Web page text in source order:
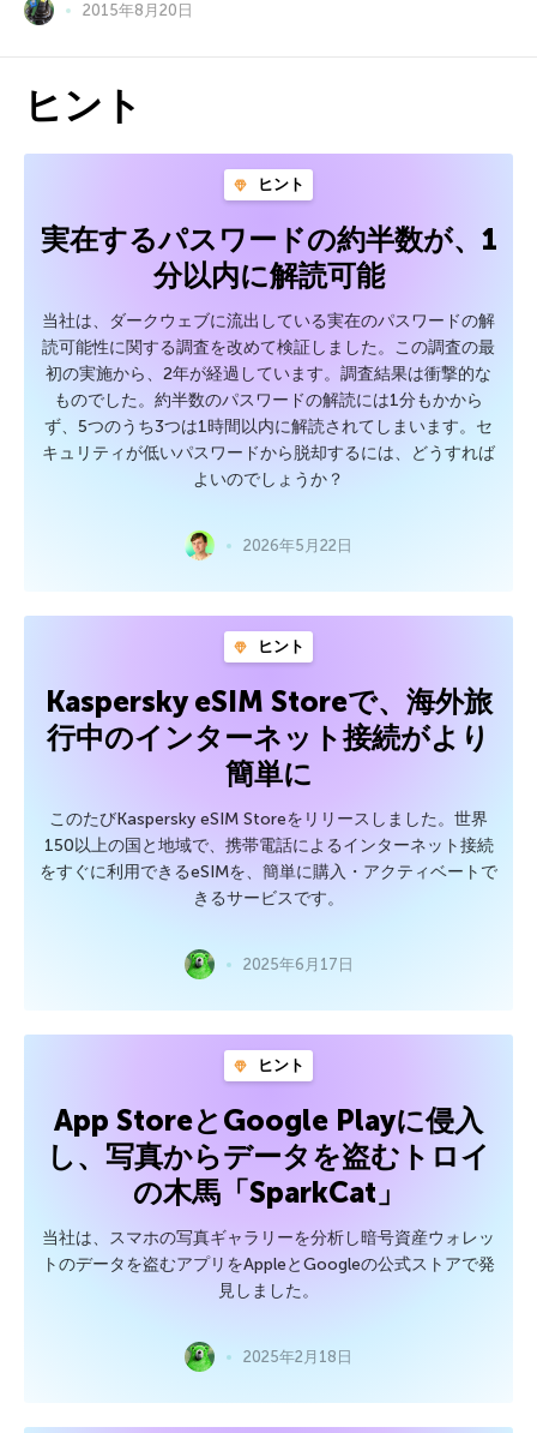
2015年8月20日
ヒント
ヒント
実在するパスワードの約半数が、1
分以内に解読可能
当社は、ダークウェブに流出している実在のパスワードの解
読可能性に関する調査を改めて検証しました。この調査の最
初の実施から、2年が経過しています。調査結果は衝撃的な
ものでした。約半数のパスワードの解読には1分もかから
ず、5つのうち3つは1時間以内に解読されてしまいます。セ
キュリティが低いパスワードから脱却するには、どうすれば
よいのでしょうか？
2026年5月22日
ヒント
Kaspersky eSIM Storeで、海外旅
行中のインターネット接続がより
簡単に
このたびKaspersky eSIM Storeをリリースしました。世界
150以上の国と地域で、携帯電話によるインターネット接続
をすぐに利用できるeSIMを、簡単に購入・アクティベートで
きるサービスです。
2025年6月17日
ヒント
App StoreとGoogle Playに侵入
し、写真からデータを盗むトロイ
の木馬「SparkCat」
当社は、スマホの写真ギャラリーを分析し暗号資産ウォレッ
トのデータを盗むアプリをAppleとGoogleの公式ストアで発
見しました。
2025年2月18日